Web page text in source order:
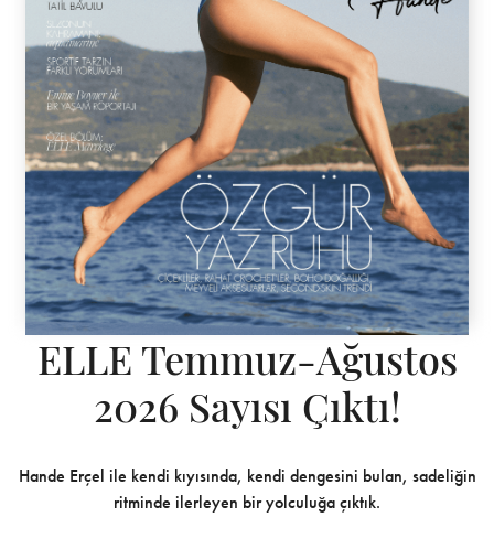
ELLE Temmuz-Ağustos
2026 Sayısı Çıktı!
Hande Erçel ile kendi kıyısında, kendi dengesini bulan, sadeliğin
ritminde ilerleyen bir yolculuğa çıktık.